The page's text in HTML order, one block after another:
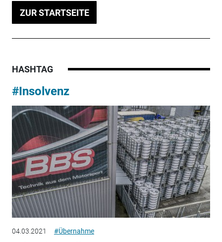
ZUR STARTSEITE
HASHTAG
#Insolvenz
04.03.2021 #Übernahme